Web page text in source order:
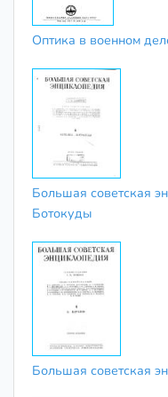
Оптика в военном
Большая советская
Ботокуды
Большая советская